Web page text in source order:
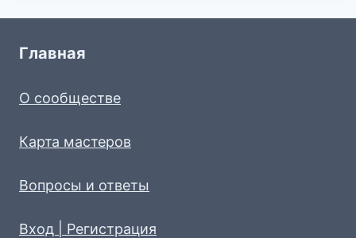
Главная
О сообществе
Карта мастеров
Вопросы и ответы
Вход | Регистрация